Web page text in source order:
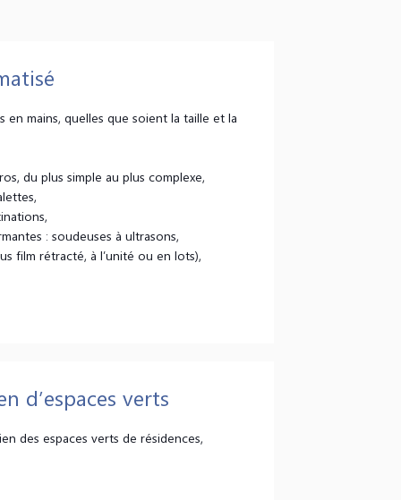
mains, quelles que soient la taille et la
du plus simple au plus complexe,
: soudeuses à ultrasons,
film rétracté, à l’unité ou en lots),
d’espaces verts
des espaces verts de résidences,